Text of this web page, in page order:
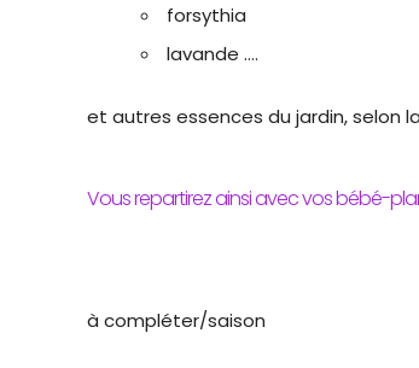
forsythia
lavande ….
et autres essences du jardin, selon
Vous repartirez ainsi avec vos bébé-
à compléter/saison